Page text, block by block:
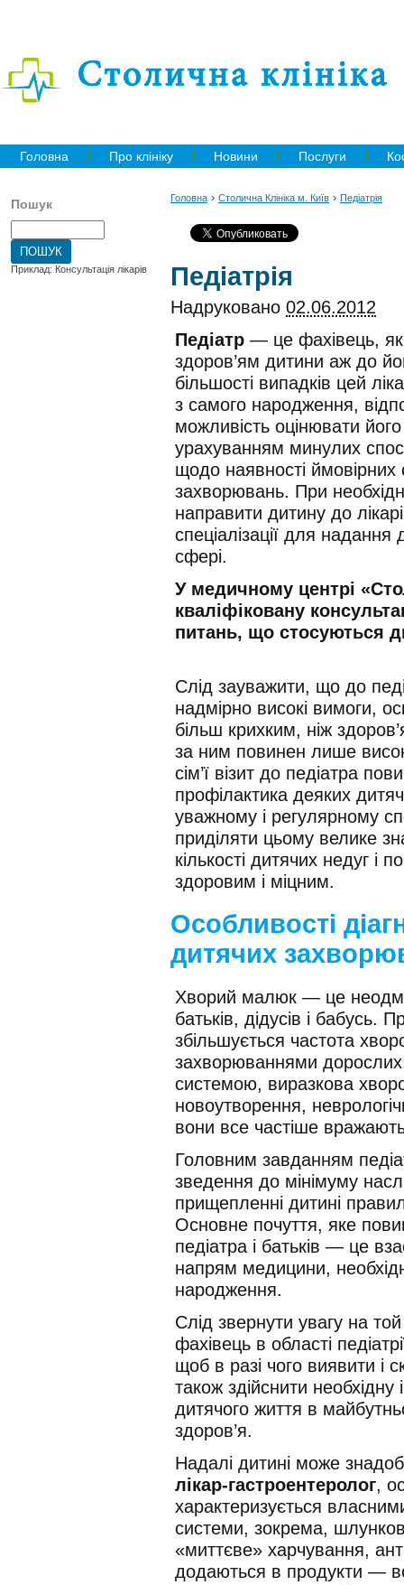
Головна Про клініку Новини Послуги
Пошук
Приклад: Консультація лікарів
Головна › Столична Клініка м. Київ › Педіатрія
Педіатрія
Надруковано 02.06.2012
Педіатр — це фахівець,
здоров’ям дитини аж до
більшості випадків цей
з самого народження,
можливість оцінювати
урахуванням минулих
щодо наявності ймовірних
захворювань. При
направити дитину до
спеціалізації для
сфері.
У медичному центрі
кваліфіковану
питань, що стосуються
Слід зауважити, що до
надмірно високі вимоги,
більш крихким, ніж
за ним повинен лише
сім’ї візит до педіатра
профілактика деяких
уважному і регулярному
приділяти цьому велике
кількості дитячих недуг
здоровим і міцним.
Особливості
дитячих
Хворий малюк — це
батьків, дідусів і бабусь.
збільшується частота
захворюваннями
системою, виразкова
новоутворення,
вони все частіше
Головним завданням
зведення до мінімуму
прищепленні дитині
Основне почуття, яке
педіатра і батьків — це
напрям медицини,
народження.
Слід звернути увагу на
фахівець в області
щоб в разі чого виявити і
також здійснити необхідну
дитячого життя в
здоров’я.
Надалі дитині може
лікар-гастроентеролог,
характеризується
системи, зокрема,
«миттєве» харчування,
додаються в продукти —